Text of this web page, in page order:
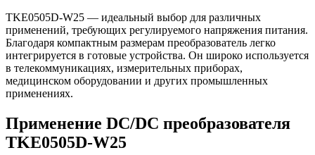
TKE0505D-W25 — идеальный выбор для различных
применений, требующих регулируемого напряжения питания.
Благодаря компактным размерам преобразователь легко
интегрируется в готовые устройства. Он широко используется
в телекоммуникациях, измерительных приборах,
медицинском оборудовании и других промышленных
применениях.
Применение DC/DC преобразователя
TKE0505D-W25